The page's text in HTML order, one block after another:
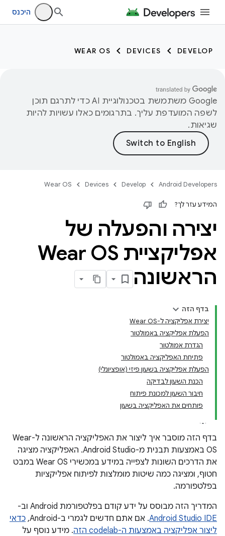
היכנס
DEVELOP
DEVICES
WEAR OS
‫Google משתמשת בטכנולוגיית AI כדי לתרגם תוכן
לשפה המועדפת עליך. בתרגומים כאלו עשויות להיות
שגיאות.
Android Developers
Develop
Devices
Wear OS
המידע עזר לך?
יצירה והפעלה של
אפליקציית Wear OS
הראשונה
בדף הזה
יצירת אפליקציה ל-Wear OS
הפעלת אפליקציה באמולטור
הגדרת אמולטור
פתיחת האפליקציה באמולטור
הפעלת אפליקציה בשעון פיזי (אופציונלי)
הכנת השעון לבדיקה
חיבור השעון למכונת פיתוח
פותחים את האפליקציה בשעון
בדף הזה מוסבר איך ליצור את האפליקציה הראשונה ל-Wear
OS באמצעות תבנית מ-Android Studio. האפליקציה מציגה
את הדרכים השונות לצפייה במידע במכשירי Wear OS במבט
חטוף, ומציגה כמה שיטות מומלצות לפיתוח אפליקציות
בפלטפורמה.
המדריך הזה מבוסס על ידע קודם בפלטפורמת Android וב-
Android Studio IDE. אם אתם חדשים לגמרי ב-Android,
כדאי
ליצור אפליקציה באמצעות ה-codelab הזה
. מידע נוסף על